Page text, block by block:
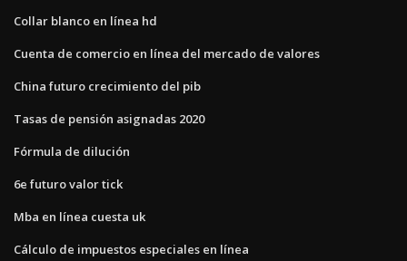
Collar blanco en línea hd
Cuenta de comercio en línea del mercado de valores
China futuro crecimiento del pib
Tasas de pensión asignadas 2020
Fórmula de dilución
6e futuro valor tick
Mba en línea cuesta uk
Cálculo de impuestos especiales en línea